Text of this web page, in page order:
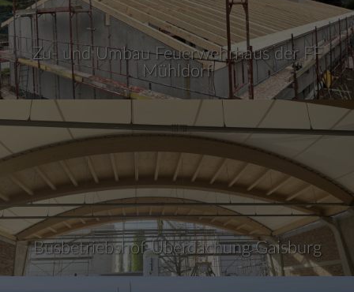
Zu- und Umbau Feuerwehrhaus der FF
Mühldorf
Busbetriebshof-Überdachung Gaisburg